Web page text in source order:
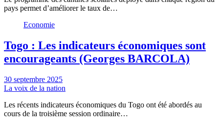
pays permet d’améliorer le taux de…
Economie
Togo : Les indicateurs économiques sont
encourageants (Georges BARCOLA)
30 septembre 2025
La voix de la nation
Les récents indicateurs économiques du Togo ont été abordés au
cours de la troisième session ordinaire…